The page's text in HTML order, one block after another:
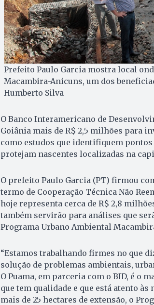
Prefeito Paulo Garcia mostra local
Macambira-Anicuns, um dos
Humberto Silva
O Banco Interamericano de
Goiânia mais de R$ 2,5 milhões para
como estudos que identifiquem pontos
protejam nascentes localizadas na
O prefeito Paulo Garcia (PT) firmou
termo de Cooperação Técnica Não
hoje representa cerca de R$ 2,8
também servirão para análises que
Programa Urbano Ambiental
“Estamos trabalhando firmes no que
solução de problemas ambientais,
O Puama, em parceria com o BID, é o
que tem qualidade e que está atento
mais de 25 hectares de extensão, o